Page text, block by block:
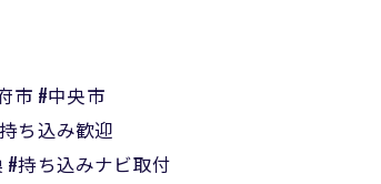
市 #中央市
ち込み歓迎
持ち込みナビ取付